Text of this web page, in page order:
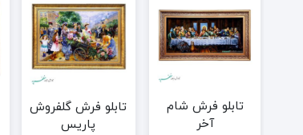
تابلو فرش شام
آخر
تابلو فرش گلفروش
پاریس